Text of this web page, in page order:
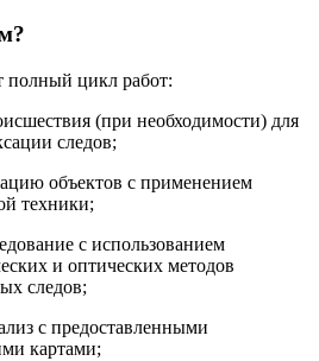
полный цикл работ:
(при необходимости) для
следов;
объектов с применением
техники;
с использованием
и оптических методов
следов;
с предоставленными
картами;